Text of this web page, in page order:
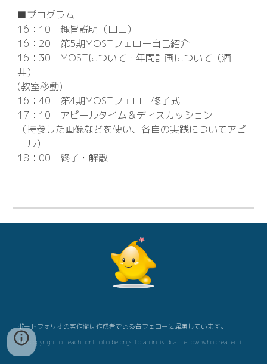
■プログラム
16：10 趣旨説明（田口）
16：20 第5期MOSTフェロー自己紹介
16：30 MOSTについて・年間計画について（酒
井）
(教室移動)
16：40 第4期MOSTフェロー修了式
17：10 アピールタイム＆ディスカッション
（持参した画像などを使い、各自の実践についてアピ
ール）
18：00 終了・解散
ポートフォリオの著作権は作成者である各フェローに帰属しています。
The copyright of each portfolio belongs to an individual fellow who created it.